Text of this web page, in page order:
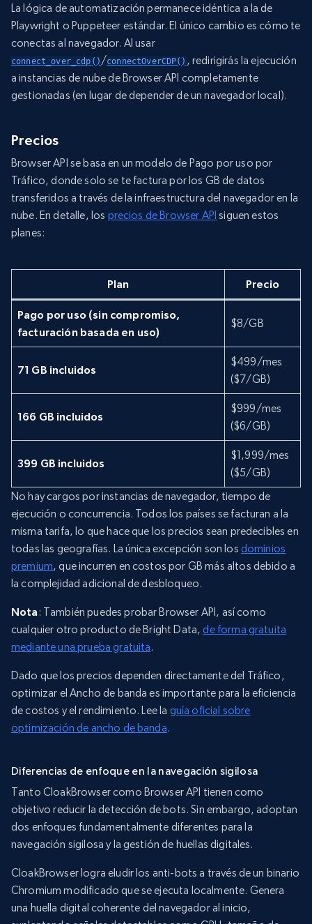
La lógica de automatización permanece idéntica a la de
Playwright o Puppeteer estándar. El único cambio es cómo te
conectas al navegador. Al usar
connect_over_cdp() /connectOverCDP() , redirigirás la ejecución
a instancias de nube de Browser API completamente
gestionadas (en lugar de depender de un navegador local).
Precios
Browser API se basa en un modelo de Pago por uso por
Tráfico, donde solo se te factura por los GB de datos
transferidos a través de la infraestructura del navegador en la
nube. En detalle, los precios de Browser API siguen estos
planes:
Plan Precio
Pago por uso (sin compromiso,
facturación basada en uso)
$8/GB
71 GB incluidos
$499/mes
($7/GB)
166 GB incluidos
$999/mes
($6/GB)
399 GB incluidos
$1,999/mes
($5/GB)
No hay cargos por instancias de navegador, tiempo de
ejecución o concurrencia. Todos los países se facturan a la
misma tarifa, lo que hace que los precios sean predecibles en
todas las geografías. La única excepción son los dominios
premium, que incurren en costos por GB más altos debido a
la complejidad adicional de desbloqueo.
Nota: También puedes probar Browser API, así como
cualquier otro producto de Bright Data,de forma gratuita
mediante una prueba gratuita.
Dado que los precios dependen directamente del Tráfico,
optimizar el Ancho de banda es importante para la eficiencia
de costos y el rendimiento. Lee la guía oficial sobre
optimización de ancho de banda.
Diferencias de enfoque en la navegación sigilosa
Tanto CloakBrowser como Browser API tienen como
objetivo reducir la detección de bots. Sin embargo, adoptan
dos enfoques fundamentalmente diferentes para la
navegación sigilosa y la gestión de huellas digitales.
CloakBrowser logra eludir los anti-bots a través de un binario
Chromium modificado que se ejecuta localmente. Genera
una huella digital coherente del navegador al inicio,